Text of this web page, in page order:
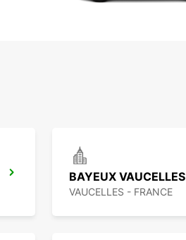
BAYEUX VAUCELLES
VAUCELLES - FRANCE